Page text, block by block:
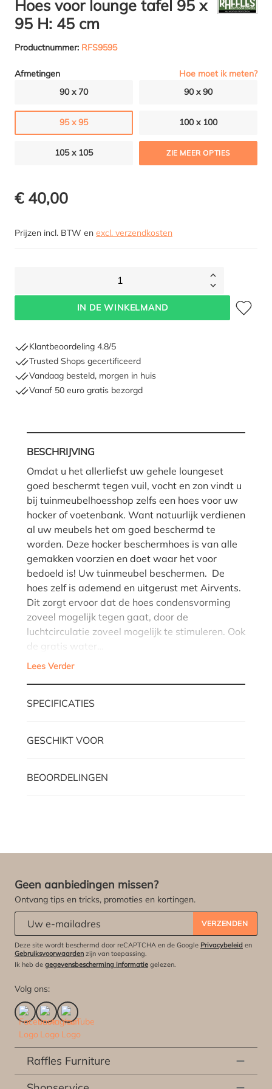
Hoes voor lounge tafel 95 x
95 H: 45 cm
Productnummer: RFS9595
Afmetingen
Hoe moet ik meten?
90 x 70
90 x 90
95 x 95 100 x 100
105 x 105 ZIE MEER OPTIES
€ 40,00
Prijzen incl. BTW en excl. verzendkosten
1
IN DE WINKELMAND
Klantbeoordeling 4.8/5
Trusted Shops gecertificeerd
Vandaag besteld, morgen in huis
Vanaf 50 euro gratis bezorgd
BESCHRIJVING
Omdat u het allerliefst uw gehele loungeset
goed beschermt tegen vuil, vocht en zon vindt u
bij tuinmeubelhoesshop zelfs een hoes voor uw
hocker of voetenbank. Want natuurlijk verdienen
al uw meubels het om goed beschermd te
worden. Deze hocker beschermhoes is van alle
gemakken voorzien en doet waar het voor
bedoeld is! Uw tuinmeubel beschermen. De
hoes zelf is ademend en uitgerust met Airvents.
Dit zorgt ervoor dat de hoes condensvorming
zoveel mogelijk tegen gaat, door de
luchtcirculatie zoveel mogelijk te stimuleren. Ook
de gratis water…
Lees Verder
SPECIFICATIES
GESCHIKT VOOR
BEOORDELINGEN
Geen aanbiedingen missen?
Ontvang tips en tricks, promoties en kortingen.
VERZENDEN
Deze site wordt beschermd door reCAPTCHA en de Google Privacybeleid en
Gebruiksvoorwaarden zijn van toepassing.
Ik heb de gegevensbescherming informatie gelezen.
Volg ons:
Raffles Furniture